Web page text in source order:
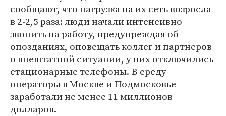
сообщают, что нагрузка на их сеть возросла
в 2-2,5 раза: люди начали интенсивно
звонить на работу, предупреждая об
опозданиях, оповещать коллег и партнеров
о внештатной ситуации, у них отключились
стационарные телефоны. В среду
операторы в Москве и Подмосковье
заработали не менее 11 миллионов
долларов.